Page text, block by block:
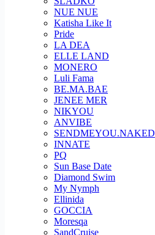
NUE NUE
Katisha Like It
Pride
LA DEA
ELLE LAND
MONERO
Luli Fama
BE.MA.BAE
JENEE MER
NIKYOU
ANVIBE
SENDMEYOU.NAKED
INNATE
PQ
Sun Base Date
Diamond Swim
My Nymph
Ellinida
GOCCIA
Moresqa
SandCruise